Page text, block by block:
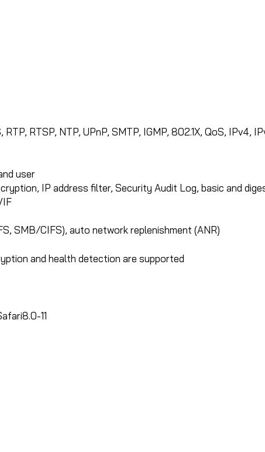
RTSP, NTP, UPnP, SMTP, IGMP, 802.1X, QoS, IPv4,
user
IP address filter, Security Audit Log, basic and
SMB/CIFS), auto network replenishment (ANR)
and health detection are supported
11